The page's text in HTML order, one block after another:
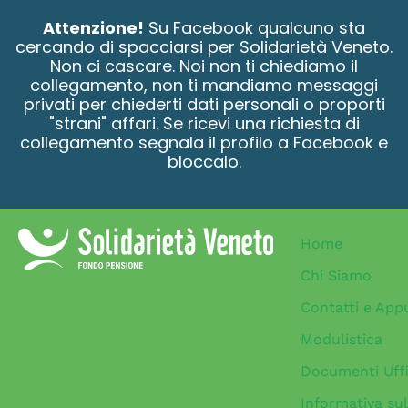
Attenzione! Su Facebook qualcuno sta
cercando di spacciarsi per Solidarietà Veneto.
Non ci cascare. Noi non ti chiediamo il
collegamento, non ti mandiamo messaggi
privati per chiederti dati personali o proporti
"strani" affari. Se ricevi una richiesta di
collegamento segnala il profilo a Facebook e
bloccalo.
Home
Chi Siamo
Contatti e
Modulistica
Documenti
Informativa